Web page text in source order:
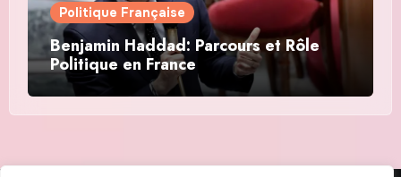
Politique Française
Benjamin Haddad: Parcours et Rôle
Politique en France